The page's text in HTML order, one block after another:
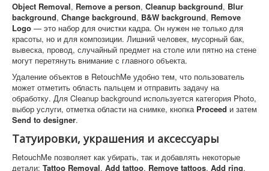
Object Removal, Remove a person, Cleanup background, Blur
background, Change background, B&W background, Remove
Logo — это набор для очистки кадра. Он нужен не только для
красоты, но и для композиции. Лишний человек, мусорный бак,
вывеска, провод, случайный предмет на столе или пятно на стене
могут перетянуть внимание с главного объекта.
Удаление объектов в RetouchMe удобно тем, что пользователь
может отметить область пальцем и отправить задачу на
обработку. Для Cleanup background используется категория Photo,
выбор услуги, отметка области на снимке, кнопка Proceed и затем
Send to designer.
Татуировки, украшения и аксессуары
RetouchMe позволяет как убирать, так и добавлять некоторые
детали: Tattoo Removal, Add tattoo, Remove tattoos, Add ring,